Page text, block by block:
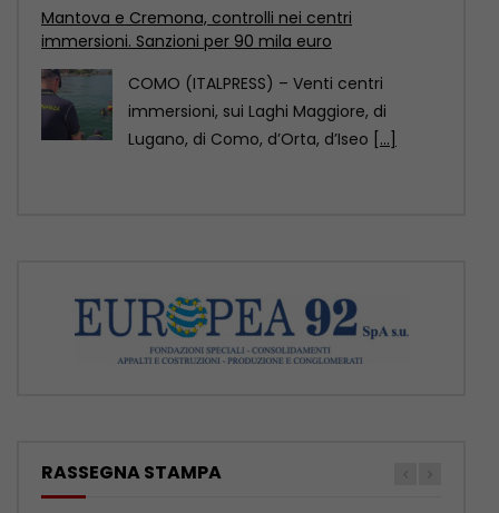
dell’architettura 2029
Pechino è stata designata Capitale
mondiale dell’architettura Unesco-Uia
(Unione internazionale degli architetti)
2029, come annunciato[...]
RASSEGNA STAMPA